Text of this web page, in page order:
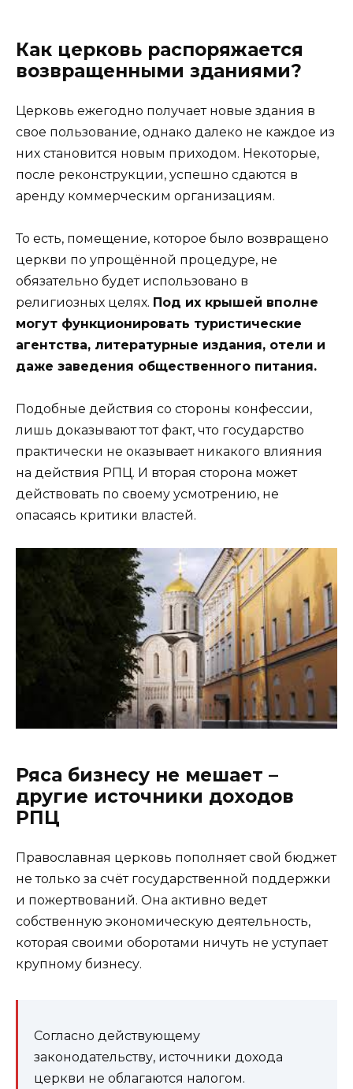
Как церковь распоряжается
возвращенными зданиями?
Церковь ежегодно получает новые здания в
свое пользование, однако далеко не каждое из
них становится новым приходом. Некоторые,
после реконструкции, успешно сдаются в
аренду коммерческим организациям.
То есть, помещение, которое было возвращено
церкви по упрощённой процедуре, не
обязательно будет использовано в
религиозных целях. Под их крышей вполне
могут функционировать туристические
агентства, литературные издания, отели и
даже заведения общественного питания.
Подобные действия со стороны конфессии,
лишь доказывают тот факт, что государство
практически не оказывает никакого влияния
на действия РПЦ. И вторая сторона может
действовать по своему усмотрению, не
опасаясь критики властей.
Ряса бизнесу не мешает –
другие источники доходов
РПЦ
Православная церковь пополняет свой бюджет
не только за счёт государственной поддержки
и пожертвований. Она активно ведет
собственную экономическую деятельность,
которая своими оборотами ничуть не уступает
крупному бизнесу.
Согласно действующему
законодательству, источники дохода
церкви не облагаются налогом.